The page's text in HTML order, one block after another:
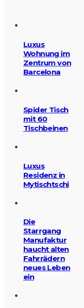
Luxus
Wohnung im
Zentrum von
Barcelona
Spider Tisch
mit 60
Tischbeinen
Luxus
Residenz in
Mytischtschi
Die
Starrgang
Manufaktur
haucht alten
Fahrrädern
neues Leben
ein